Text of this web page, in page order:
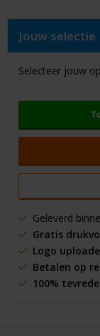
Jouw selectie
Selecteer jouw
Geleverd
Gratis
Logo
Betalen op
100%